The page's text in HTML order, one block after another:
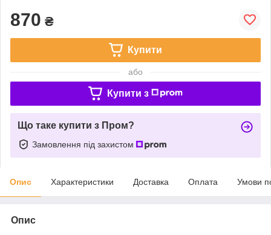
870 ₴
Купити
або
Купити з
Що таке купити з Пром?
Замовлення під захистом
Опис Характеристики Доставка Оплата Умови
Опис